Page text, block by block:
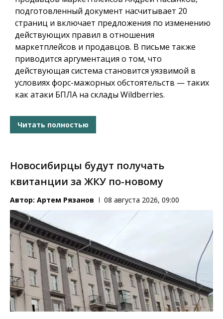
подготовленный документ насчитывает 20
страниц и включает предложения по изменению
действующих правил в отношения
маркетплейсов и продавцов. В письме также
приводится аргументация о том, что
действующая система становится уязвимой в
условиях форс-мажорных обстоятельств — таких
как атаки БПЛА на склады Wildberries.
Читать полностью
Новосибирцы будут получать
квитанции за ЖКУ по-новому
Автор: Артем Рязанов 08 августа 2026, 09:00